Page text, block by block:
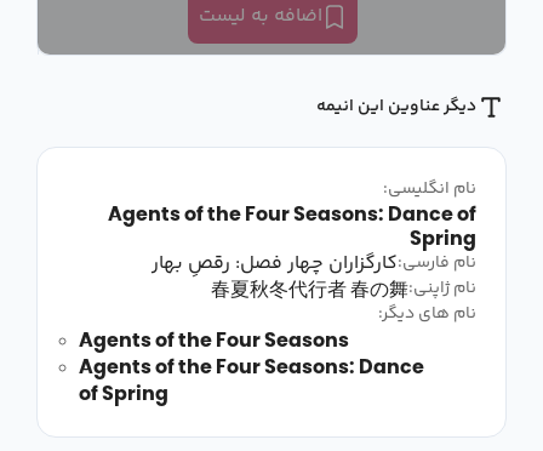
اضافه به لیست
دیگر عناوین این انیمه
نام انگلیسی:
Agents of the Four Seasons: Dance of
Spring
نام فارسی:کارگزاران چهار فصل: رقصِ بهار
نام ژاپنی:春夏秋冬代行者 春の舞
نام های دیگر:
Agents of the Four Seasons
Agents of the Four Seasons: Dance
of Spring